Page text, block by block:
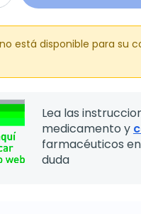
está disponible para su
Lea las
medicamento y
farmacéuticos
duda